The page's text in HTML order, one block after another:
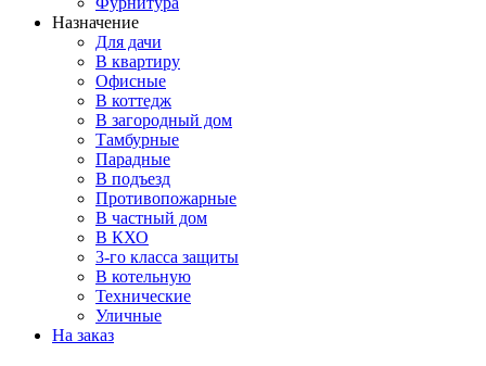
Назначение
Для дачи
В квартиру
Офисные
В коттедж
В загородный дом
Тамбурные
Парадные
В подъезд
Противопожарные
В частный дом
В КХО
3-го класса защиты
В котельную
Технические
Уличные
На заказ